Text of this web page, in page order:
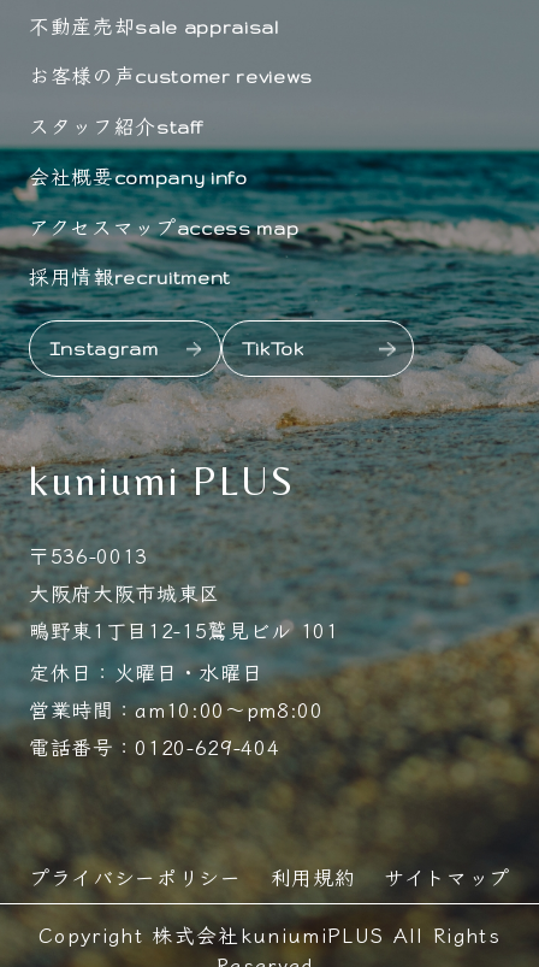
不動産売却sale appraisal
お客様の声customer reviews
スタッフ紹介staff
会社概要company info
アクセスマップaccess map
採用情報recruitment
Instagram TikTok
kuniumi PLUS
〒536-0013
大阪府大阪市城東区
鴫野東1丁目12-15鷲見ビル 101
定休日：火曜日・水曜日
営業時間：am10:00～pm8:00
電話番号：0120-629-404
プライバシーポリシー 利用規約
サイトマップ
Copyright 株式会社kuniumiPLUS All Rights